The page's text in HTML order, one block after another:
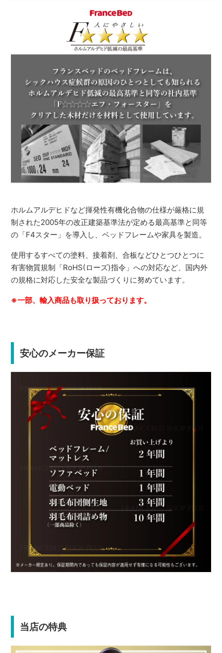
ホルムアルデヒドなど揮発性有機化合物の仕様が厳格に規
制された2005年の改正建築基準法が定める最高基準と同等
の「F4スター」を導入し、ベッドフレームや家具を製造。
使用するすべての塗料、接着剤、合板などひとつひとつに
有害物質規制「RoHS(ローズ)指令」への対応など、国内外
の規格に対応した安全な製品づくりに努めています。
※一部、輸入商品も取り扱っております。
安心のメーカー保証
当店の特典